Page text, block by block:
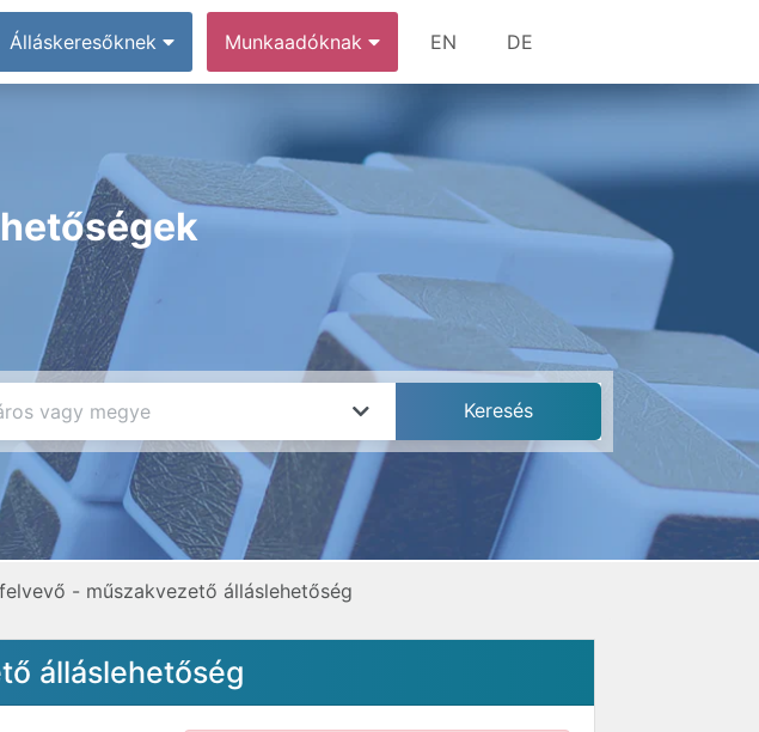
Álláskeresőknek Munkaadóknak EN DE
- műszakvezető álláslehetőség
álláslehetőség